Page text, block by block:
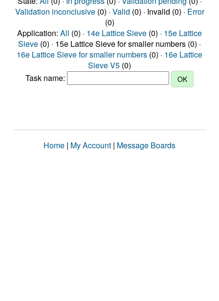
Validation inconclusive(0) · Valid (0) · Invalid (0) · Error
(0)
Application: All (0) · 14e Lattice Sieve (0) · 15e Lattice
Sieve (0) · 15e Lattice Sieve for smaller numbers (0) ·
16e Lattice Sieve for smaller numbers (0) · 16e Lattice
Sieve V5 (0)
Task name:
Home | My Account | Message Boards